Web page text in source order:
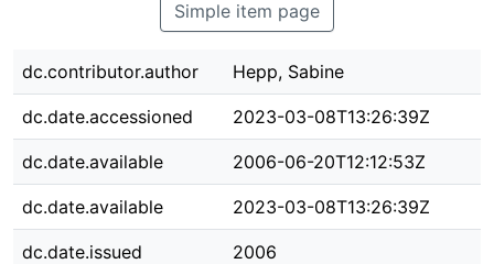
Simple item page
dc.contributor.author Hepp, Sabine
dc.date.accessioned 2023-03-08T13:26:39Z
dc.date.available 2006-06-20T12:12:53Z
dc.date.available 2023-03-08T13:26:39Z
dc.date.issued 2006